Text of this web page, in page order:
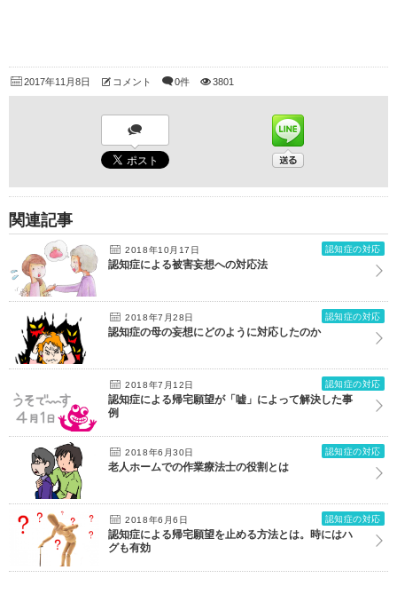
2017年11月8日 コメント 0件 3801
関連記事
2018年10月17日 認知症の対応
認知症による被害妄想への対応法
2018年7月28日 認知症の対応
認知症の母の妄想にどのように対応したのか
2018年7月12日 認知症の対応
認知症による帰宅願望が「嘘」によって解決した事
例
2018年6月30日 認知症の対応
老人ホームでの作業療法士の役割とは
2018年6月6日 認知症の対応
認知症による帰宅願望を止める方法とは。時にはハ
グも有効